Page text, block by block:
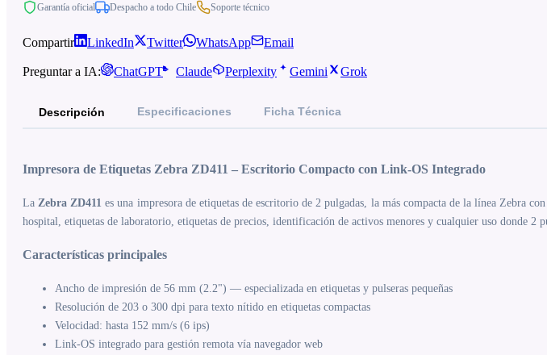
Garantía oficial Despacho a todo Chile Soporte técnico
Compartir LinkedIn Twitter WhatsApp Email
Preguntar a IA: ChatGPT Claude Perplexity Gemini Grok
Descripción Especificaciones Ficha Técnica
Impresora de Etiquetas Zebra ZD411 – Escritorio Compacto con Link-OS Integrado
La Zebra ZD411 es una impresora de etiquetas de escritorio de 2 pulgadas, la más compacta de la línea Zebra
hospital, etiquetas de laboratorio, etiquetas de precios, identificación de activos menores y cualquier uso donde 2
Características principales
Ancho de impresión de 56 mm (2.2") — especializada en etiquetas y pulseras pequeñas
Resolución de 203 o 300 dpi para texto nítido en etiquetas compactas
Velocidad: hasta 152 mm/s (6 ips)
Link-OS integrado para gestión remota vía navegador web